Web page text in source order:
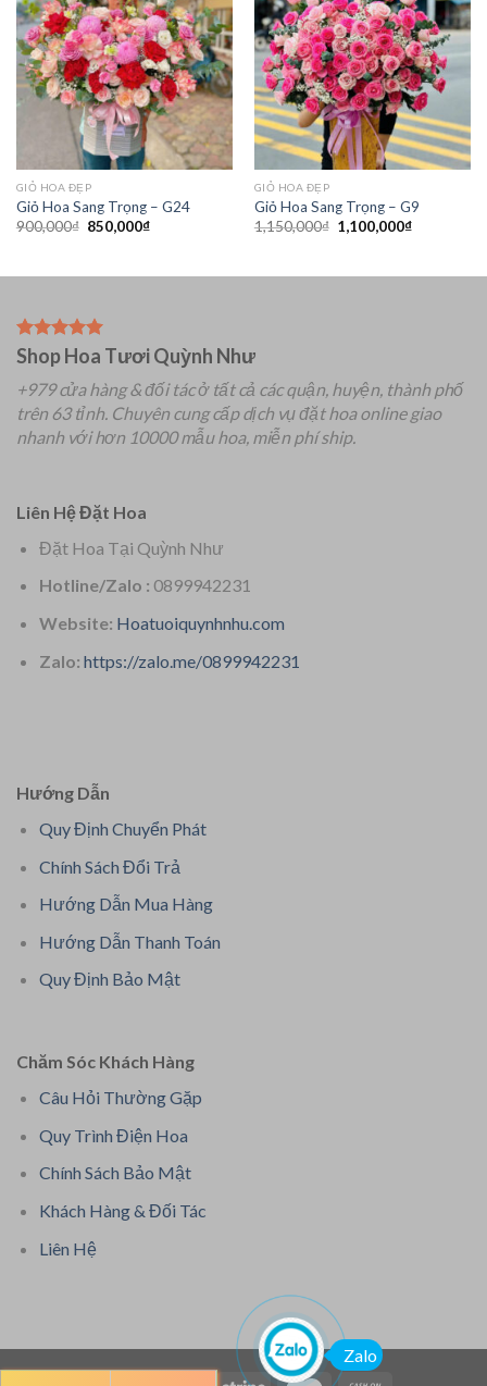
GIỎ HOA ĐẸP
Giỏ Hoa Sang Trọng – G24
900,000₫ Giá
850,000₫Giá
850,000₫.
GIỎ HOA ĐẸP
Giỏ Hoa Sang Trọng – G9
1,150,000₫ Giá
gốc
1,100,000₫Giá
Shop Hoa Tươi Quỳnh Như
+979 cửa hàng & đối tác ở tất cả các quận, huyện, thành phố
trên 63 tỉnh. Chuyên cung cấp dịch vụ đặt hoa online giao
nhanh với hơn 10000 mẫu hoa, miễn phí ship.
Liên Hệ Đặt Hoa
Đặt Hoa Tại Quỳnh Như
Hotline/Zalo : 0899942231
Website: Hoatuoiquynhnhu.com
Zalo: https://zalo.me/0899942231
Hướng Dẫn
Quy Định Chuyển Phát
Chính Sách Đổi Trả
Hướng Dẫn Mua Hàng
Hướng Dẫn Thanh Toán
Quy Định Bảo Mật
Chăm Sóc Khách Hàng
Câu Hỏi Thường Gặp
Quy Trình Điện Hoa
Chính Sách Bảo Mật
Khách Hàng & Đối Tác
Liên Hệ
Zalo